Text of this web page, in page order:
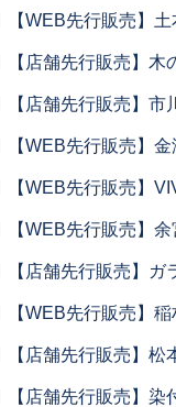
【WEB先行販売】
【店舗先行販売】木
【店舗先行販売】
【WEB先行販売】
【WEB先行販売】
【WEB先行販売】
【店舗先行販売】ガ
【WEB先行販売】
【店舗先行販売】松
【店舗先行販売】染